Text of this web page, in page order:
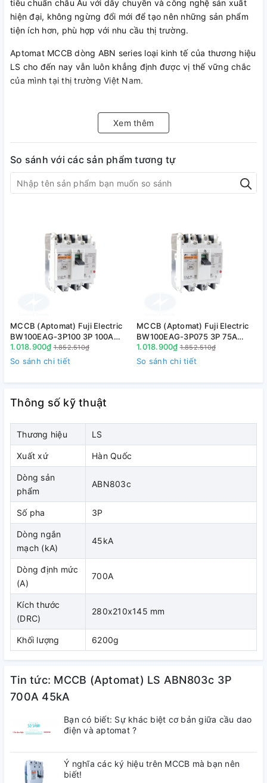
tiêu chuẩn châu Âu với dây chuyền và công nghệ sản xuất
hiện đại, không ngừng đổi mới để tạo nên những sản phẩm
tiện ích hơn, phù hợp với nhu cầu thị trường.
Aptomat MCCB dòng ABN series loại kinh tế của thương hiệu
LS cho đến nay vẫn luôn khẳng định được vị thế vững chắc
của mình tại thị trường Việt Nam.
2. Cấu tạo MCCB (Aptomat) LS ABN803c 3P 700A 45kA
3. Kích thước MCCB LS ABN803c
Xem thêm
So sánh với các sản phẩm tương tự
MCCB (Aptomat) Fuji Electric
BW100EAG-3P100 3P 100A
10kA
1.018.900₫ 1.852.510₫
So sánh chi tiết
MCCB (Aptomat) Fuji Electric
BW100EAG-3P075 3P 75A
10kA
1.018.900₫ 1.852.510₫
So sánh chi tiết
Thông số kỹ thuật
Thương hiệu LS
Xuất xứ Hàn Quốc
Dòng sản
phẩm
ABN803c
Số pha 3P
Dòng ngắn
mạch (kA)
45kA
Dòng định mức
(A)
700A
Kích thước
(DRC)
280x210x145 mm
Khối lượng 6200g
Tin tức: MCCB (Aptomat) LS ABN803c 3P
700A 45kA
Bạn có biết: Sự khác biệt cơ bản giữa cầu dao
điện và aptomat ?
Ý nghĩa các ký hiệu trên MCCB mà bạn nên
biết!